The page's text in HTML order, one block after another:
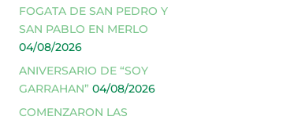
FOGATA DE SAN PEDRO Y
SAN PABLO EN MERLO
04/08/2026
ANIVERSARIO DE “SOY
GARRAHAN” 04/08/2026
COMENZARON LAS